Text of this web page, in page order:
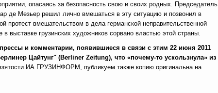
опасаясь за безопасность свою и своих родных. Председатель
де Мезьер решил лично вмешаться в эту ситуацию и позвонил в
протест вмешательством в дела германской неправительственной
выставке грузинских художников сорвано властью этой страны.
и комментарии, появившиеся в связи с этим 22 июня 2011
Цайтунг" (Berliner Zeitung), что «почему-то ускользнула» из
ИА ГРУЗИНФОРМ, публикуем также копию оригинальна на